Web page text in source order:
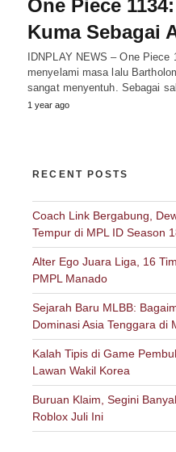
One Piece
Kuma Sebagai
IDNPLAY NEWS – One Piece
menyelami masa lalu
sangat menyentuh. Sebagai
1 year ago
RECENT POSTS
Coach Link Bergabung,
Tempur di MPL ID Season
Alter Ego Juara Liga, 16
PMPL Manado
Sejarah Baru MLBB:
Dominasi Asia Tenggara di
Kalah Tipis di Game
Lawan Wakil Korea
Buruan Klaim, Segini
Roblox Juli Ini